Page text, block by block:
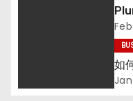
如